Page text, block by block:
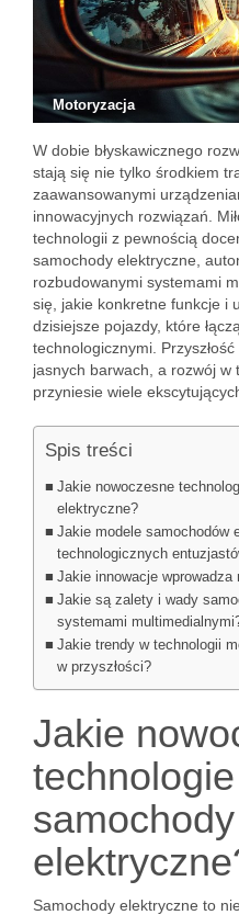
Motoryzacja
W dobie błyskawicznego
stają się nie tylko środkiem
zaawansowanymi
innowacyjnych rozwiązań.
technologii z pewnością
samochody elektryczne,
rozbudowanymi systemami
się, jakie konkretne funkcje i
dzisiejsze pojazdy, które
technologicznymi.
jasnych barwach, a rozwój w
przyniesie wiele
Spis treści
Jakie nowoczesne
elektryczne?
Jakie modele samochodów
technologicznych
Jakie innowacje
Jakie są zalety i wady
systemami
Jakie trendy w technologii
w przyszłości?
Jakie
samochody
Samochody elektryczne to